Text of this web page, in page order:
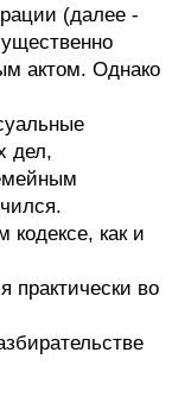
(далее -
актом. Однако
дел,
как и
практически во